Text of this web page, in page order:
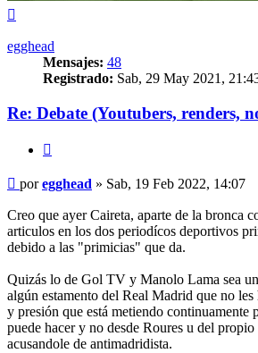
egghead
Mensajes: 48
Registrado: Sab, 29 May 2021,
Re: Debate (Youtubers, renders,
Mensaje
poregghead » Sab, 19 Feb 2022, 14:07
Creo que ayer Caireta, aparte de la bronca
articulos en los dos periodícos deportivos
debido a las "primicias" que da.
Quizás lo de Gol TV y Manolo Lama sea
algún estamento del Real Madrid que no les
y presión que está metiendo continuamente
puede hacer y no desde Roures u del
acusandole de antimadridista.